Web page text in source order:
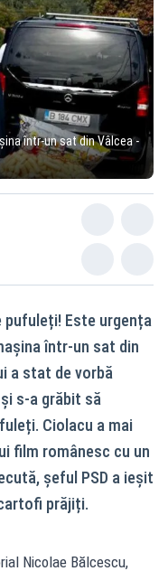
într-un sat din Vâlcea -
pufuleți! Este urgența
într-un sat din
a stat de vorbă
s-a grăbit să
Ciolacu a mai
film românesc cu un
șeful PSD a ieșit
prăjiți.
Nicolae Bălcescu,